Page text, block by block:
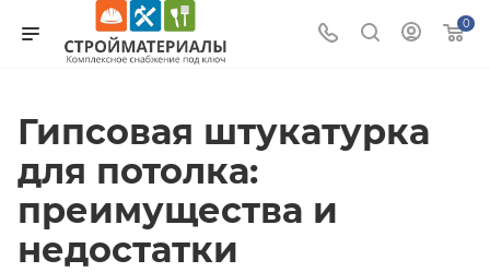
0
Гипсовая штукатурка
для потолка:
преимущества и
недостатки